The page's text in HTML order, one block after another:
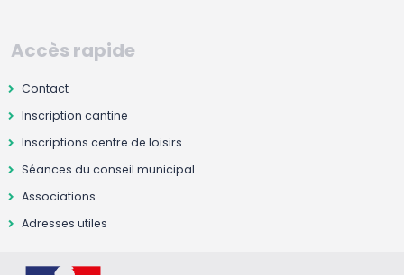
Accès rapide
Contact
Inscription cantine
Inscriptions centre de loisirs
Séances du conseil municipal
Associations
Adresses utiles